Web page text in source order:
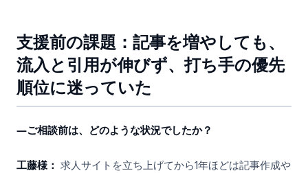
支援前の課題：記事を増やしても、
流入と引用が伸びず、打ち手の優先
順位に迷っていた
―ご相談前は、どのような状況でしたか？
工藤様： 求人サイトを立ち上げてから1年ほどは記事作成や